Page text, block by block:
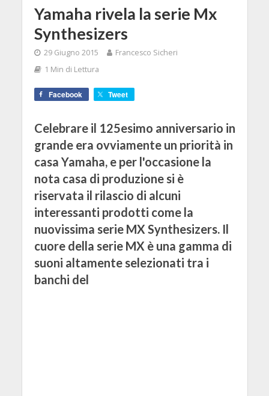
Yamaha rivela la serie Mx
Synthesizers
29 Giugno 2015
Francesco Sicheri
1 Min di Lettura
Facebook Tweet
Celebrare il 125esimo anniversario in
grande era ovviamente un priorità in
casa Yamaha, e per l'occasione la
nota casa di produzione si è
riservata il rilascio di alcuni
interessanti prodotti come la
nuovissima serie MX Synthesizers. Il
cuore della serie MX è una gamma di
suoni altamente selezionati tra i
banchi del